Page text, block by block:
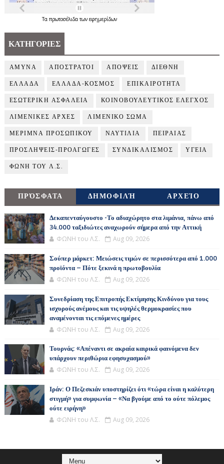
Τα πρωτοσέλιδατων εφημερίδων
ΚΑΤΗΓΟΡΙΕΣ
ΑΜΥΝΑ ΑΠΟΣΤΡΑΤΟΙ ΑΠΟΨΕΙΣ ΔΙΕΘΝΗ
ΕΛΛΑΔΑ ΕΛΛΑΔΑ-ΚΟΣΜΟΣ ΕΠΙΚΑΙΡΟΤΗΤΑ
ΕΣΩΤΕΡΙΚΗ ΑΣΦΑΛΕΙΑ ΚΟΙΝΟΒΟΥΛΕΥΤΙΚΟΣ ΕΛΕΓΧΟΣ
ΛΙΜΕΝΙΚΕΣ ΑΡΧΕΣ ΛΙΜΕΝΙΚΟ ΣΩΜΑ
ΜΕΡΙΜΝΑ ΠΡΟΣΩΠΙΚΟΥ ΝΑΥΤΙΛΙΑ ΠΕΙΡΑΙΑΣ
ΠΡΟΣΛΗΨΕΙΣ-ΠΡΟΑΓΩΓΕΣ ΣΥΝΔΙΚΑΛΙΣΜΟΣ ΥΓΕΙΑ
ΦΩΝΗ ΤΟΥ Λ.Σ.
ΠΡΌΣΦΑΤΑ ΔΗΜΟΦΙΛΉ ΑΡΧΕΊΟ
Δεκαπενταύγουστο -Το αδιαχώρητο στα λιμάνια, πάνω από
34.000 ταξιδιώτες αναχωρούν σήμερα από την Αττική
ΦΩΝΗ του Λ.Σ. Aug 09, 2026
Σούπερ μάρκετ: Μειώσεις τιμών σε περισσότερα από 1.000
προϊόντα – Πότε ξεκινά η πρωτοβουλία
ΦΩΝΗ του Λ.Σ. Aug 09, 2026
Συνεδρίαση της Επιτροπής Εκτίμησης Κινδύνου για τους
ισχυρούς ανέμους και τις υψηλές θερμοκρασίες που
αναμένονται τις επόμενες ημέρες
ΦΩΝΗ του Λ.Σ. Aug 09, 2026
Τουρνάς: «Απέναντι σε ακραία καιρικά φαινόμενα δεν
υπάρχουν περιθώρια εφησυχασμού»
ΦΩΝΗ του Λ.Σ. Aug 09, 2026
Ιράν: Ο Πεζεσκιάν υποστηρίζει ότι «τώρα είναι η καλύτερη
στιγμή» για συμφωνία – «Να βγούμε από το ούτε πόλεμος
ούτε ειρήνη»
ΦΩΝΗ του Λ.Σ. Aug 09, 2026